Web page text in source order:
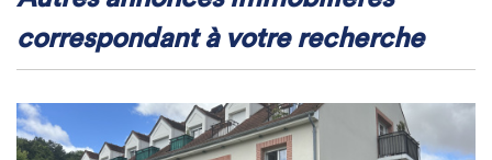
correspondant à votre recherche